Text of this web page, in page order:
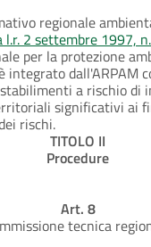
regionale
2 settembre 1997,
per la protezione
integrato dall'ARPAM
a rischio di
significativi ai
rischi.
TITOLO II
Procedure
Art. 8
tecnica